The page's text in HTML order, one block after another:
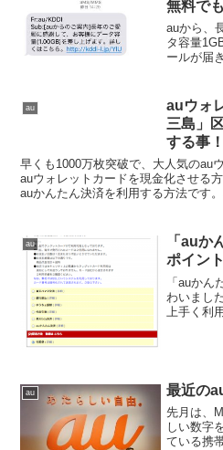
無料で
auから、
タ容量
ールが届
うやら本
確認して
au
auウォ
三島」
する事！
早くも1000万枚突破で、大人気のau
auウォレットカードを現金化させる
auかんたん決済を利用する方法です
au
「auか
ポイン
「auか
わいまし
上手く利
au 最近の
先月は、
しい数字
ている携